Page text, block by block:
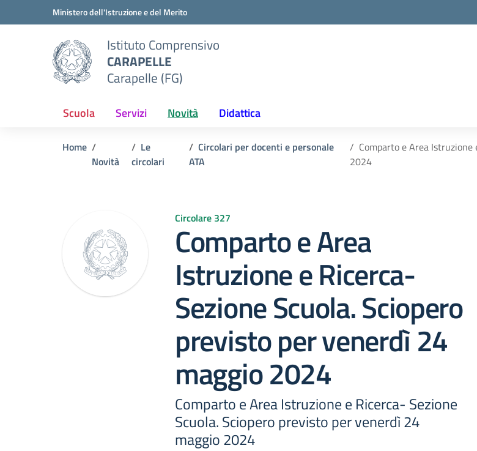
Vai ai contenuti
Vai al menu di navigazioneMinistero dell'Istruzione e del Merito
Istituto Comprensivo
CARAPELLE
Carapelle (FG)
Scuola Servizi Novità Didattica
Home
Novità
Le
circolari
Circolari per docenti e personale
ATA
Comparto e Area
2024
Circolare 327
Comparto e Area
Istruzione e Ricerca-
Sezione Scuola. Sciopero
previsto per venerdì 24
maggio 2024
Comparto e Area Istruzione e Ricerca- Sezione
Scuola. Sciopero previsto per venerdì 24
maggio 2024